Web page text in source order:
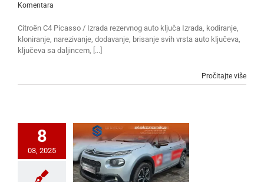
Komentara
Citroën C4 Picasso / Izrada rezervnog auto ključa Izrada, kodiranje,
kloniranje, narezivanje, dodavanje, brisanje svih vrsta auto ključeva,
ključeva sa daljincem, [...]
Pročitajte više
8
03, 2025
Citroën C3 1.6 EDC AdBlue
Off